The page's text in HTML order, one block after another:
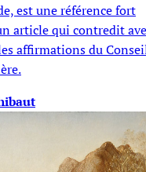
est une référence fort
article qui contredit
affirmations du